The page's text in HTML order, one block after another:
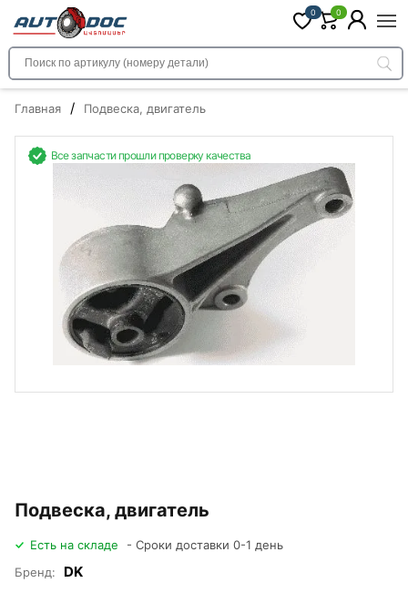
0 0
Главная / Подвеска, двигатель
Все запчасти прошли проверку качества
Подвеска, двигатель
Есть на складе
- Сроки доставки 0-1 день
Бренд:
DK